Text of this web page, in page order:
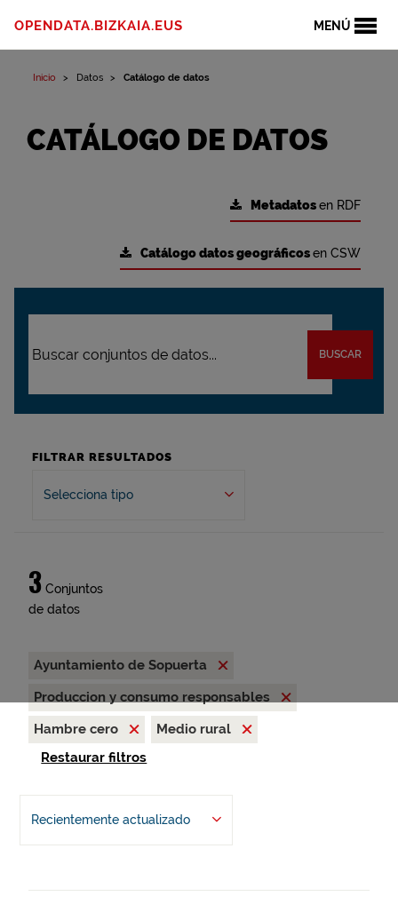
MENÚ
OPENDATA.BIZKAIA.EUS
Inicio Datos Catálogo de datos
CATÁLOGO DE DATOS
Metadatosen RDF
Catálogo datos geográficosen CSW
BUSCAR
FILTRAR RESULTADOS
Selecciona tipo
3 Conjuntos
de datos
Ayuntamiento de Sopuerta
Produccion y consumo responsables
Hambre cero
Medio rural
Restaurar filtros
Recientemente actualizado